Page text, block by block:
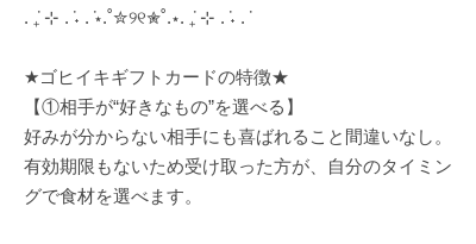
. ݁₊ ⊹ . ݁˖ . ݁⋆.˚✮୨୧✮˚.⋆. ݁₊ ⊹ . ݁˖ . ݁
★ゴヒイキギフトカードの特徴★
【①相手が“好きなもの”を選べる】
好みが分からない相手にも喜ばれること間違いなし。
有効期限もないため受け取った方が、自分のタイミン
グで食材を選べます。